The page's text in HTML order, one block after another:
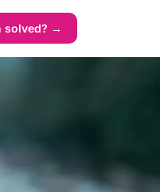
solved? →